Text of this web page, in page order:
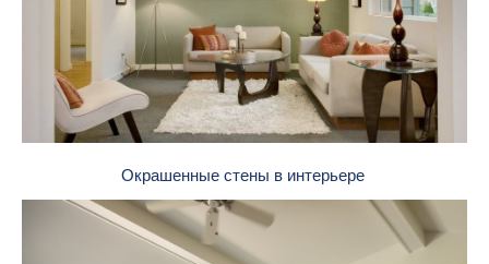
Окрашенные стены в интерьере